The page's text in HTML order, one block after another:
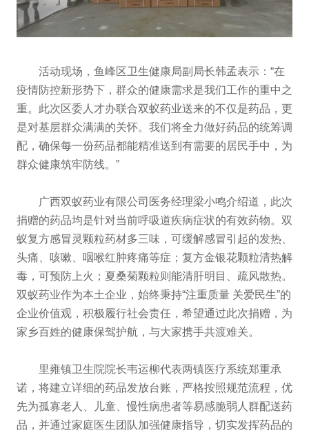
活动现场，鱼峰区卫生健康局副局长韩孟表示：“在
疫情防控新形势下，群众的健康需求是我们工作的重中之
重。此次区委人才办联合双蚁药业送来的不仅是药品，更
是对基层群众满满的关怀。我们将全力做好药品的统筹调
配，确保每一份药品都能精准送到有需要的居民手中，为
群众健康筑牢防线。”
广西双蚁药业有限公司医务经理梁小鸣介绍道，此次
捐赠的药品均是针对当前呼吸道疾病症状的有效药物。双
蚁复方感冒灵颗粒药材多三味，可缓解感冒引起的发热、
头痛、咳嗽、咽喉红肿疼痛等症；复方金银花颗粒清热解
毒，可预防上火；夏桑菊颗粒则能清肝明目、疏风散热。
双蚁药业作为本土企业，始终秉持“注重质量 关爱民生”的
企业价值观，积极履行社会责任，希望通过此次捐赠，为
家乡百姓的健康保驾护航，与大家携手共渡难关。
里雍镇卫生院院长韦运柳代表两镇医疗系统郑重承
诺，将建立详细的药品发放台账，严格按照规范流程，优
先为孤寡老人、儿童、慢性病患者等易感脆弱人群配送药
品，并通过家庭医生团队加强健康指导，切实发挥药品的